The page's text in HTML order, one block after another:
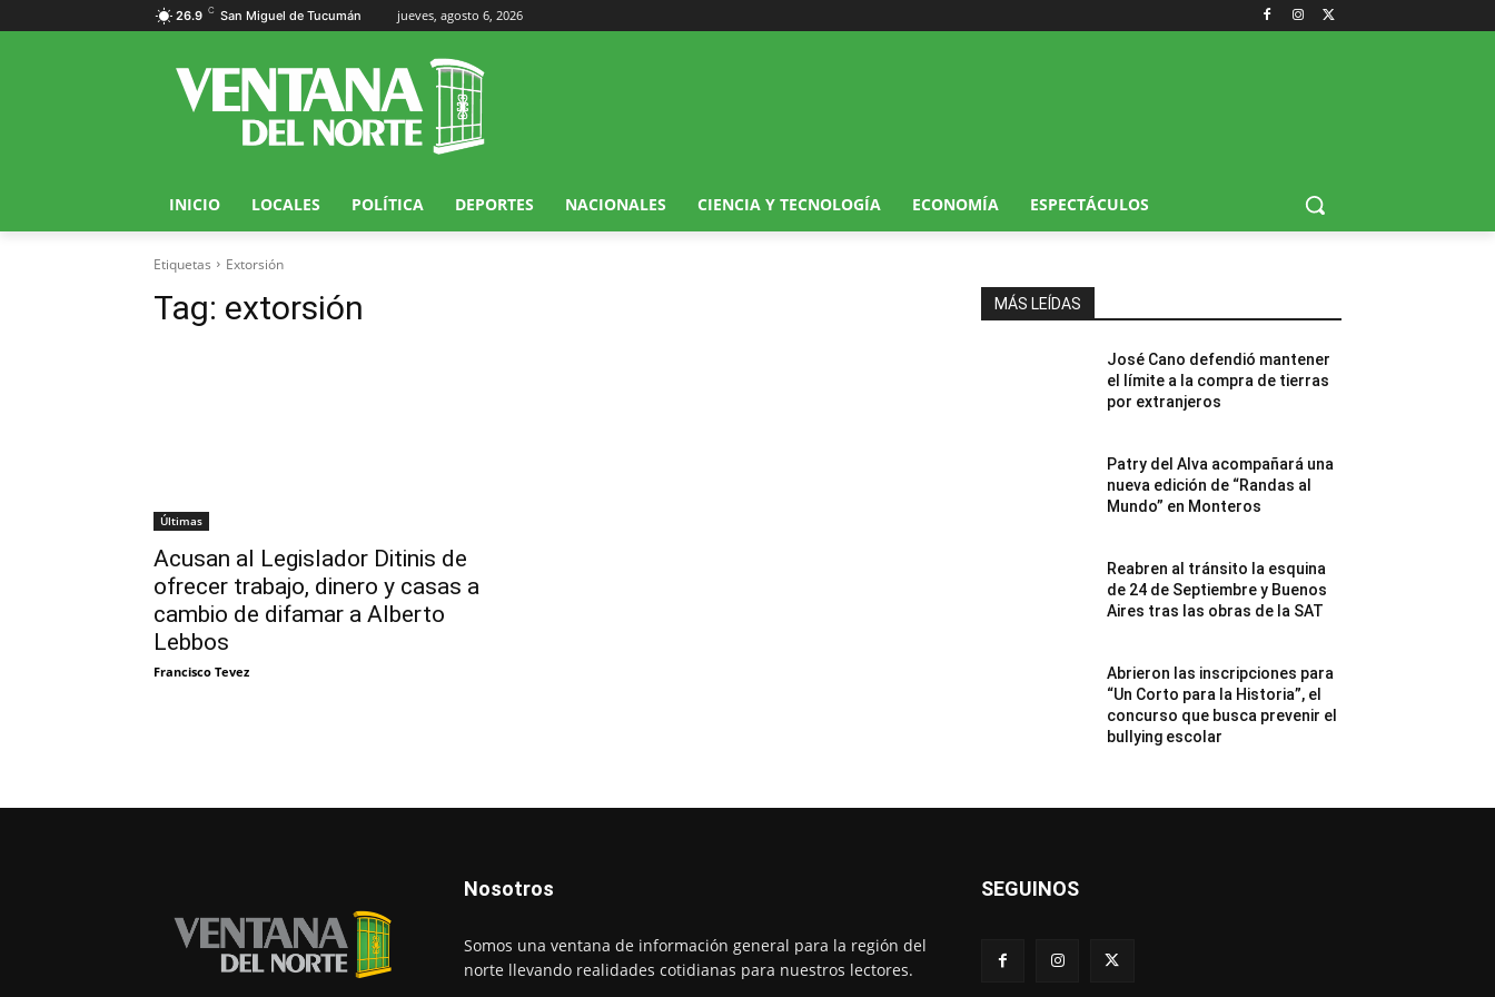
26.9 C San Miguel de Tucumán jueves, agosto 6, 2026
INICIO LOCALES POLÍTICA DEPORTES NACIONALES CIENCIA Y TECNOLOGÍA ECONOMÍA ESPECTÁCULOS
Etiquetas Extorsión
Tag: extorsión
Últimas
Acusan al Legislador Ditinis de
ofrecer trabajo, dinero y casas a
cambio de difamar a Alberto
Lebbos
Francisco Tevez
MÁS LEÍDAS
José Cano defendió mantener
el límite a la compra de tierras
por extranjeros
Patry del Alva acompañará una
nueva edición de “Randas al
Mundo” en Monteros
Reabren al tránsito la esquina
de 24 de Septiembre y Buenos
Aires tras las obras de la SAT
Abrieron las inscripciones para
“Un Corto para la Historia”, el
concurso que busca prevenir el
bullying escolar
Nosotros
Somos una ventana de información general para la región del
norte llevando realidades cotidianas para nuestros lectores.
SEGUINOS